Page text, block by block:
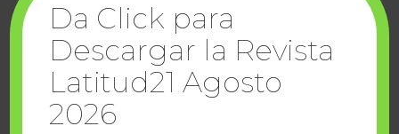
Da Click para
Descargar la Revista
Latitud21 Agosto
2026